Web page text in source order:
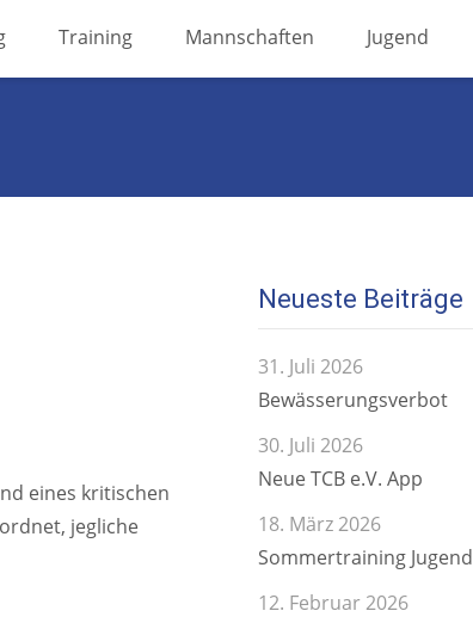
Training Mannschaften Jugend
eines kritischen
jegliche
Neueste Beiträge
31. Juli 2026
Bewässerungsverbot
30. Juli 2026
Neue TCB e.V. App
18. März 2026
Sommertraining Jugend
12. Februar 2026